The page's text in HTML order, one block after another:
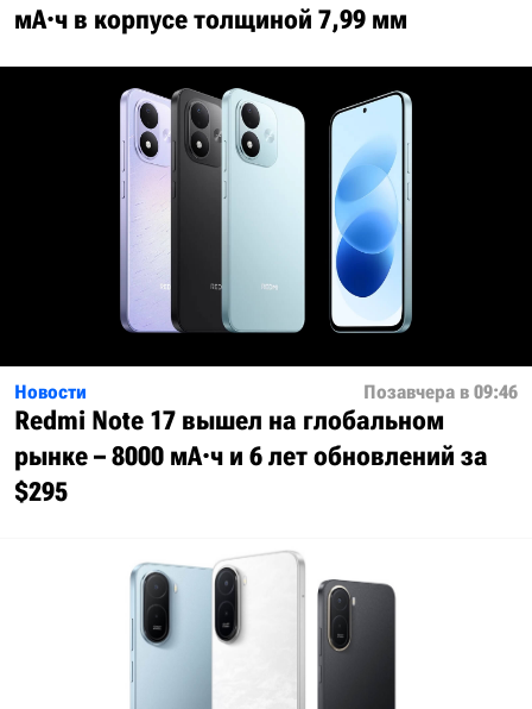
мА·ч в корпусе толщиной 7,99 мм
Новости Позавчера в 09:46
Redmi Note 17 вышел на глобальном
рынке – 8000 мА·ч и 6 лет обновлений за
$295